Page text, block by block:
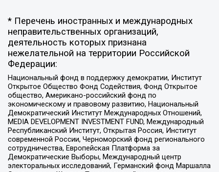
* Перечень иностранных и международных
неправительственных организаций,
деятельность которых признана
нежелательной на территории Российской
Федерации:
Национальный фонд в поддержку демократии, Институт
Открытое Общество Фонд Содействия, Фонд Открытое
общество, Американо-российский фонд по
экономическому и правовому развитию, Национальный
Демократический Институт Международных Отношений,
MEDIA DEVELOPMENT INVESTMENT FUND, Международный
Республиканский Институт, Открытая Россия, Институт
современной России, Черноморский фонд регионального
сотрудничества, Европейская Платформа за
Демократические Выборы, Международный центр
электоральных исследований, Германский фонд Маршалла